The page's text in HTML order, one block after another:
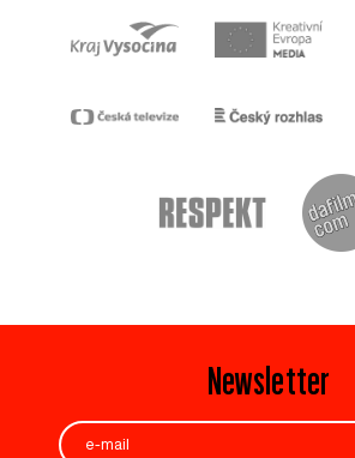
Newsletter